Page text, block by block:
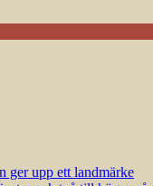
ger upp ett landmärke